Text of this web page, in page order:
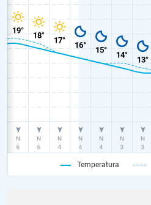
Temperatura